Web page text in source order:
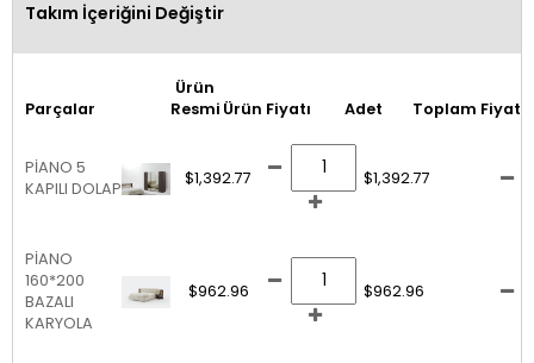
Takım İçeriğini Değiştir
Parçalar
Ürün
Resmi Ürün Fiyatı Adet Toplam Fiyat
PİANO 5
KAPILI DOLAP
$1,392.77 $1,392.77
PİANO
160*200
BAZALI
KARYOLA
$962.96 $962.96